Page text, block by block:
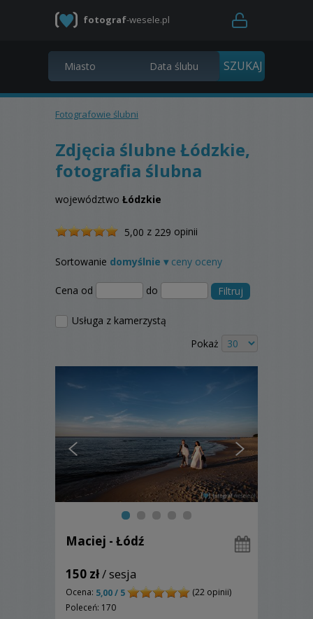
fotograf-wesele.pl
Fotografowie ślubni
Zdjęcia ślubne Łódzkie,
fotografia ślubna
województwo Łódzkie
5,00 /z 229 opinii
Sortowanie domyślnie ▾ ceny oceny
Cena od do Filtruj
Usługa z kamerzystą
Pokaż
Maciej - Łódź
150 zł/ sesja
Ocena: 5,00 / 5
(22 opinii)
Poleceń: 170